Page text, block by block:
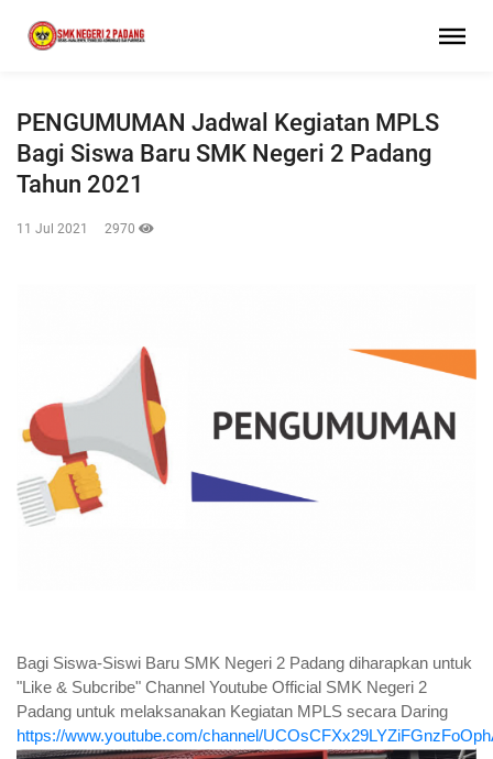
PENGUMUMAN Jadwal Kegiatan MPLS
Bagi Siswa Baru SMK Negeri 2 Padang
Tahun 2021
11 Jul 2021 2970
Bagi Siswa-Siswi Baru SMK Negeri 2 Padang diharapkan untuk
"Like & Subcribe" Channel Youtube Official SMK Negeri 2
Padang untuk melaksanakan Kegiatan MPLS secara Daring
https://www.youtube.com/channel/